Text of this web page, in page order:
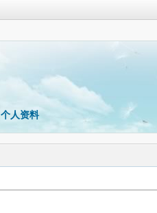
个人资料